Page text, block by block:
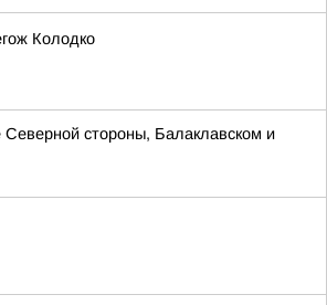
Колодко
стороны, Балаклавском и